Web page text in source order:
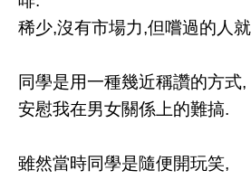
稀少,沒有市場力,但嚐過的人
同學是用一種幾近稱讚的方式,
安慰我在男女關係上的難搞.
雖然當時同學是隨便開玩笑,